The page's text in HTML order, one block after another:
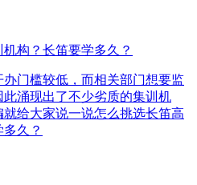
构？长笛要学多久？
门槛较低，而相关部门想要监
涌现出了不少劣质的集训机
给大家说一说怎么挑选长笛高
久？